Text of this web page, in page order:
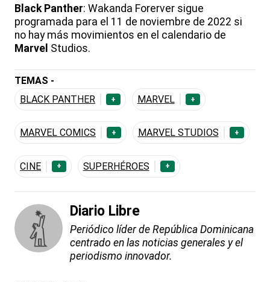
Black Panther: Wakanda Forerver sigue
programada para el 11 de noviembre de 2022 si
no hay más movimientos en el calendario de
Marvel Studios.
TEMAS -
BLACK PANTHER
+ MARVEL +
MARVEL COMICS + MARVEL STUDIOS +
CINE + SUPERHÉROES +
Diario Libre
Periódico líder de República Dominicana
centrado en las noticias generales y el
periodismo innovador.